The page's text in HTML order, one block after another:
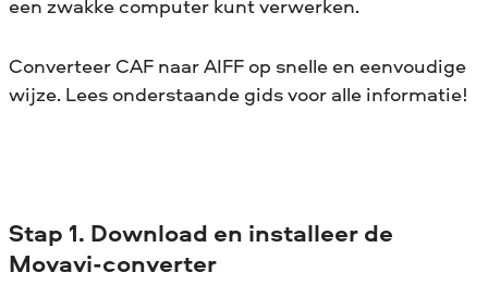
een zwakke computer kunt verwerken.
Converteer CAF naar AIFF op snelle en eenvoudige
wijze. Lees onderstaande gids voor alle informatie!
Stap 1. Download en installeer de
Movavi-converter